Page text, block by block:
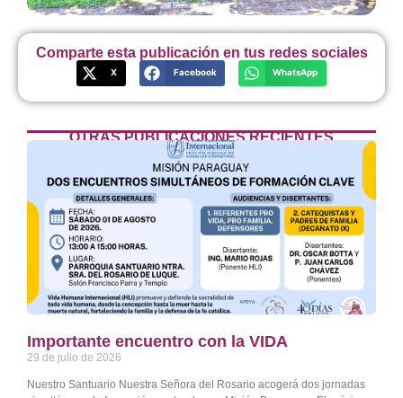
OTRAS PUBLICACIONES RECIENTES
Importante encuentro con la VIDA
29 de julio de 2026
Nuestro Santuario Nuestra Señora del Rosario acogerá dos jornadas
Comparte esta publicación en tus redes sociales
X Facebook WhatsApp